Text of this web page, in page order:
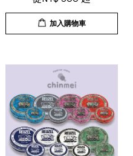
加入購物車